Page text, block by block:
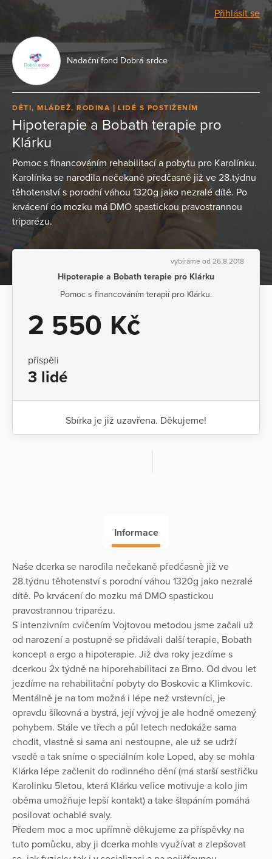
Přihlásit se
Nadační fond Dobrá srdce
DĚTI, MLÁDEŽ, RODINA LIDÉ S POSTIŽENÍM
Hipoterapie a Bobath terapie pro
Klárku
Pomoc s financováním rehabilitací a pobytu pro Karolínku.
Karolínka se narodila nečekaně předčasně již ve 28.týdnu
těhotenství s porodní váhou 1320g jako nezralé dítě. Po
krvácení do mozku má DMO spastickou pravostrannou
triparézu.
vybíráme od 26.8.2018
Hipoterapie a Bobath terapie pro Klárku
Pomoc s financováním terapií pro Klárku.
2 550 Kč
přispěli
3 lidé
Sbírka je již uzavřena. Děkujeme!
Informace
Naše dcerka se narodila nečekaně předčasně již ve
28.týdnu těhotenství s porodní váhou 1320g jako nezralé
dítě. Po krvácení do mozku má DMO spastickou
pravostrannou triparézu.
S intenzivním cvičením Vojtovou metodou jsme začali už
od narození a postupně se přidávali další terapie, Bobath
koncept a ergo a hipoterapie. Již dva roky jezdíme s
dcerkou 2x týdně na hiporehabilitaci za Brno. Od dvou let
jezdíme na rehabilitační pobyty do Boskovic a Klimkovic.
Mentálně je na tom možná i lépe než vrstevníci, je
opravdu šikovná a bystrá, její vývoj je ale hodně omezený
pohybem. Stále ve třech a půl letech nedokáže sama
chodit, vlastně si sama ani nestoupne, ale už se udrží
vsedě a tak sníme o speciálním kole Loped, aby se mohla
Klárka lépe začlenit do rodinného dění (má starší sestřičku
Karolinku 5letou, která Klárku velice motivuje a kolo jim
oběma umožňuje lepší kontakt) a take šlapáním pomáhá
posilovat ochablé svaly.
Předem moc a moc upřímně děkujeme za příspěvky na
tuto pomůcku, aby ji dcerka mohla využívat a zlepšovat